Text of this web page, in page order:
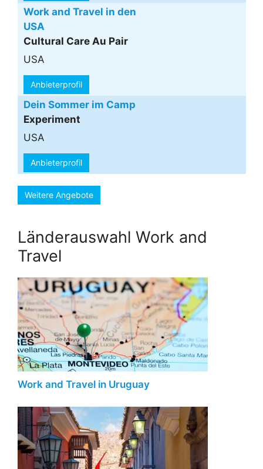
Work and Travel in den
USA
Cultural Care Au Pair
USA
Anbieterprofil
Dein Sommer im Camp
Experiment
USA
Anbieterprofil
Weitere Angebote
Länderauswahl Work and
Travel
Work and Travel in Uruguay